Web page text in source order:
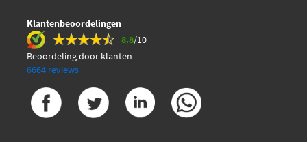
Ocap 0180950
SKF VKDY 313009
Sasic 8173093
Klantenbeoordelingen
8.8/10
Beoordeling door klanten
6664 reviews